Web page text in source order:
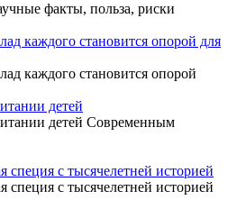
факты, польза, риски
каждого становится опорой для
каждого становится опорой
детей
детей Современным
специя с тысячелетней историей
специя с тысячелетней историей